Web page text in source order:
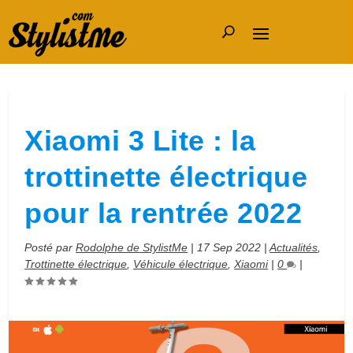
Xiaomi 3 Lite : la
trottinette électrique
pour la rentrée 2022
Posté parRodolphe de StylistMe | 17 Sep 2022 |Actualités
Trottinette électrique Véhicule électrique Xiaomi|0 |